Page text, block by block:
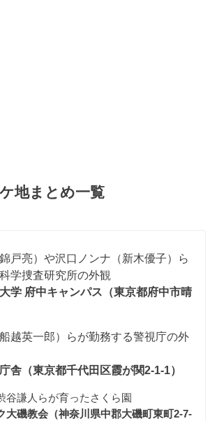
地まとめ一覧
戸亮）や沢口ノンナ（新木優子）ら
学捜査研究所の外観
学 府中キャンパス（東京都府中市晴
越英一郎）らが勤務する警視庁の外
舎（東京都千代田区霞が関2-1-1）
谷謙人らが育ったさくら園
大磯教会（神奈川県中郡大磯町東町2-7-